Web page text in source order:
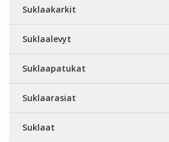
Suklaakarkit
Suklaalevyt
Suklaapatukat
Suklaarasiat
Suklaat